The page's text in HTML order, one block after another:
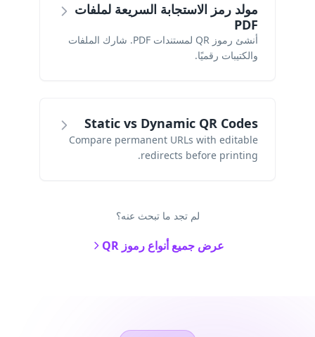
مولد رمز الاستجابة السريعة لملفات
PDF
أنشئ رموز QR لمستندات PDF. شارك الملفات
والكتيبات رقميًا.
Static vs Dynamic QR Codes
Compare permanent URLs with editable
redirects before printing.
لم تجد ما تبحث عنه؟
عرض جميع أنواع رموز QR